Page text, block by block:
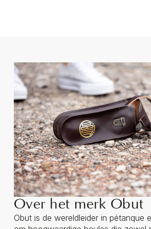
Over het merk Obut
Obut is de wereldleider in pétanque